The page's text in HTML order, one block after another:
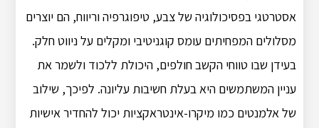
אסטרטגי בפסיכולוגיה של צבע, טיפוגרפיה וריווח, הם יוצרים
מסלולים המפחיתים עומס קוגניטיבי ומקלים על ניווט חלק.
בעידן שבו טווחי הקשב חולפים, היכולת ללכוד ולשמר את
עניין המשתמשים היא בעלת חשיבות עליונה. לפיכך, שילוב
של אלמנטים כמו מיקרו-אינטראקציות יכול להחדיר אישיות